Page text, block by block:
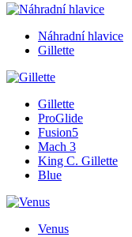
Náhradní hlavice
Gillette
Gillette
ProGlide
Fusion5
Mach 3
King C. Gillette
Blue
Venus